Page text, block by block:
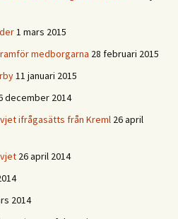
1 mars 2015
medborgarna 28 februari 2015
11 januari 2015
december 2014
ifrågasätts från Kreml 26 april
26 april 2014
2014